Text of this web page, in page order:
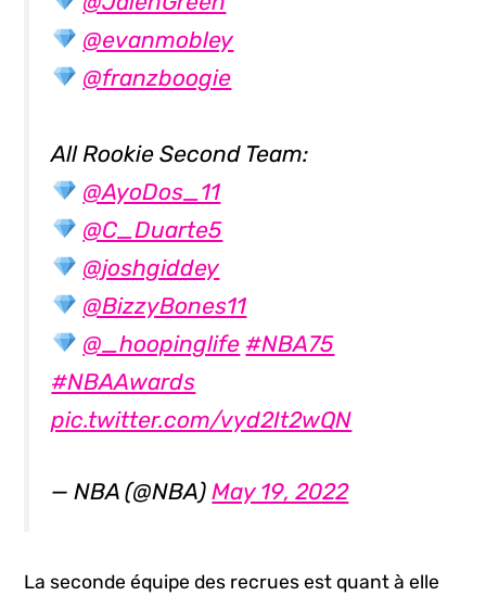
@evanmobley
@franzboogie
All Rookie Second Team:
@AyoDos_11
@C_Duarte5
@joshgiddey
@BizzyBones11
@_hoopinglife #NBA75
#NBAAwards
pic.twitter.com/vyd2It2wQN
— NBA (@NBA)May 19, 2022
La seconde équipe des recrues est quant à elle